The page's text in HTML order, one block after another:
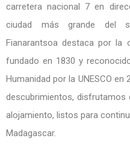
carretera nacional 7 en
ciudad más grande del
Fianarantsoa destaca por la
fundado en 1830 y
Humanidad por la UNESCO en
descubrimientos, disfrutamos
alojamiento, listos para
Madagascar.